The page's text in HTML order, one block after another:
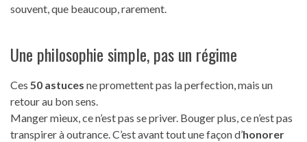
souvent, que beaucoup, rarement.
Une philosophie simple, pas un régime
Ces 50 astuces ne promettent pas la perfection, mais un
retour au bon sens.
Manger mieux, ce n’est pas se priver. Bouger plus, ce n’est pas
transpirer à outrance. C’est avant tout une façon d’honorer